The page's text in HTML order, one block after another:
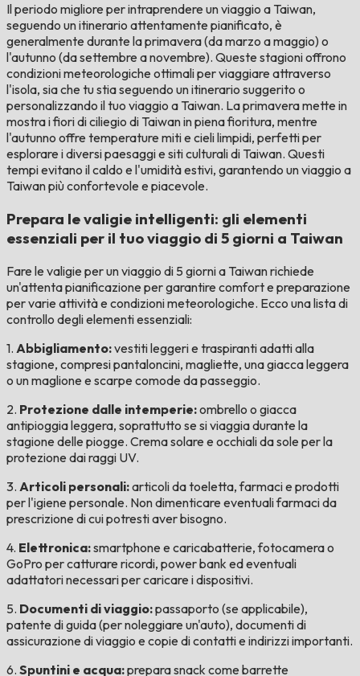
Il periodo migliore per intraprendere un viaggio a Taiwan,
seguendo un itinerario attentamente pianificato, è
generalmente durante la primavera (da marzo a maggio) o
l'autunno (da settembre a novembre). Queste stagioni offrono
condizioni meteorologiche ottimali per viaggiare attraverso
l'isola, sia che tu stia seguendo un itinerario suggerito o
personalizzando il tuo viaggio a Taiwan. La primavera mette in
mostra i fiori di ciliegio di Taiwan in piena fioritura, mentre
l'autunno offre temperature miti e cieli limpidi, perfetti per
esplorare i diversi paesaggi e siti culturali di Taiwan. Questi
tempi evitano il caldo e l'umidità estivi, garantendo un viaggio a
Taiwan più confortevole e piacevole.
Prepara le valigie intelligenti: gli elementi
essenziali per il tuo viaggio di 5 giorni a Taiwan
Fare le valigie per un viaggio di 5 giorni a Taiwan richiede
un'attenta pianificazione per garantire comfort e preparazione
per varie attività e condizioni meteorologiche. Ecco una lista di
controllo degli elementi essenziali:
1. Abbigliamento:vestiti leggeri e traspiranti adatti alla
stagione, compresi pantaloncini, magliette, una giacca leggera
o un maglione e scarpe comode da passeggio.
2. Protezione dalle intemperie:ombrello o giacca
antipioggia leggera, soprattutto se si viaggia durante la
stagione delle piogge. Crema solare e occhiali da sole per la
protezione dai raggi UV.
3. Articoli personali:articoli da toeletta, farmaci e prodotti
per l'igiene personale. Non dimenticare eventuali farmaci da
prescrizione di cui potresti aver bisogno.
4. Elettronica:smartphone e caricabatterie, fotocamera o
GoPro per catturare ricordi, power bank ed eventuali
adattatori necessari per caricare i dispositivi.
5. Documenti di viaggio:passaporto (se applicabile),
patente di guida (per noleggiare un'auto), documenti di
assicurazione di viaggio e copie di contatti e indirizzi importanti.
6. Spuntini e acqua:prepara snack come barrette